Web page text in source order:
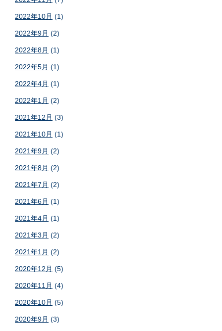
2022年10月 (1)
2022年9月 (2)
2022年8月 (1)
2022年5月 (1)
2022年4月 (1)
2022年1月 (2)
2021年12月 (3)
2021年10月 (1)
2021年9月 (2)
2021年8月 (2)
2021年7月 (2)
2021年6月 (1)
2021年4月 (1)
2021年3月 (2)
2021年1月 (2)
2020年12月 (5)
2020年11月 (4)
2020年10月 (5)
2020年9月 (3)